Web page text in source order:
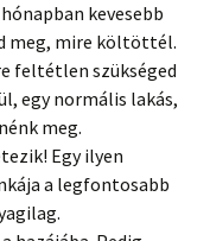
kevesebb
meg, mire költöttél.
feltétlen szükséged
egy normális lakás,
meg.
Egy ilyen
a legfontosabb